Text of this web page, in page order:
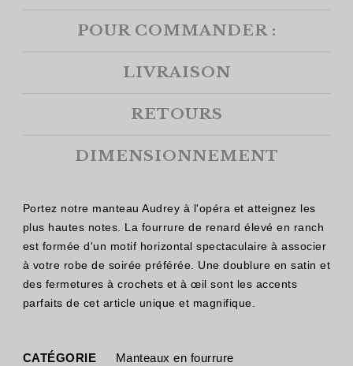
POUR COMMANDER :
LIVRAISON
RETOURS
DIMENSIONNEMENT
Portez notre manteau Audrey à l'opéra et atteignez les
plus hautes notes. La fourrure de renard élevé en ranch
est formée d'un motif horizontal spectaculaire à associer
à votre robe de soirée préférée. Une doublure en satin et
des fermetures à crochets et à œil sont les accents
parfaits de cet article unique et magnifique.
CATÉGORIE
Manteaux en fourrure